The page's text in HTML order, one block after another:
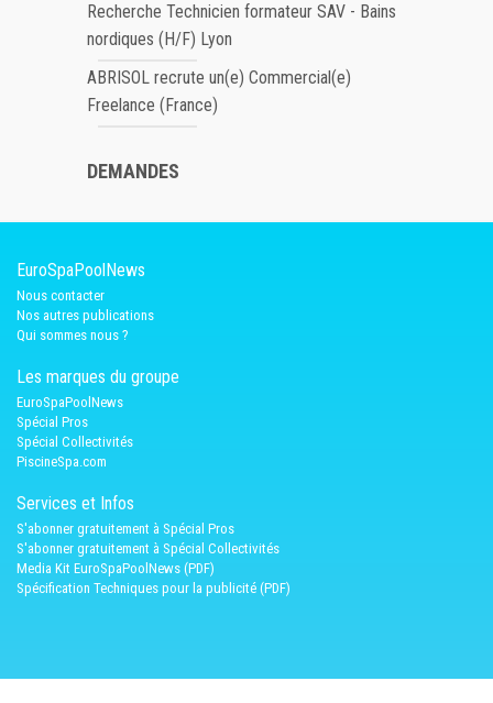
Recherche Technicien formateur SAV - Bains
nordiques (H/F) Lyon
ABRISOL recrute un(e) Commercial(e)
Freelance (France)
DEMANDES
EuroSpaPoolNews
Nous contacter
Nos autres publications
Qui sommes nous ?
Les marques du groupe
EuroSpaPoolNews
Spécial Pros
Spécial Collectivités
PiscineSpa.com
Services et Infos
S'abonner gratuitement à Spécial Pros
S'abonner gratuitement à Spécial Collectivités
Media Kit EuroSpaPoolNews (PDF)
Spécification Techniques pour la publicité (PDF)